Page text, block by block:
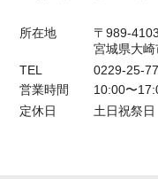
所在地
〒989-4103
宮城県大
TEL
0229-25-
営業時間
10:00〜
定休日
土日祝祭日